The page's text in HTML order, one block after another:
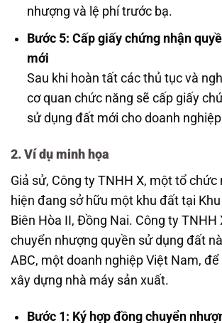
nhượng và lệ phí trước bạ.
Bước 5: Cấp giấy chứng nhận
mới
Sau khi hoàn tất các thủ tục và
cơ quan chức năng sẽ cấp giấy
sử dụng đất mới cho doanh
2. Ví dụ minh họa
Giả sử, Công ty TNHH X, một tổ chức
hiện đang sở hữu một khu đất tại
Biên Hòa II, Đồng Nai. Công ty TNHH
chuyển nhượng quyền sử dụng đất
ABC, một doanh nghiệp Việt Nam, để
xây dựng nhà máy sản xuất.
Bước 1: Ký hợp đồng chuyển